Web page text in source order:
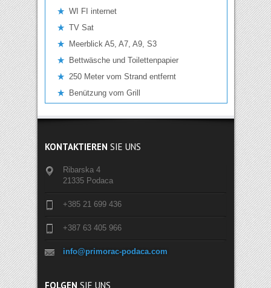
WI FI internet
TV Sat
Meerblick A5, A7, A9, S3
Bettwäsche und Toilettenpapier
250 Meter vom Strand entfernt
Benützung vom Grill
KONTAKTIEREN SIE UNS
Ribarska 4
21335 Podaca
+385 21 699 436
+387 63 405 966
info@primorac-podaca.com
FOLGEN SIE UNS